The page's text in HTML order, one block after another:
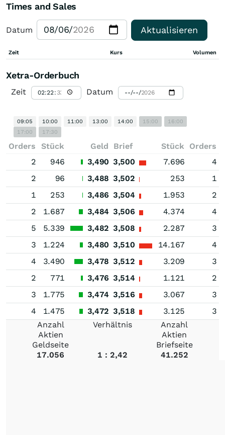
Times and Sales
Datum Aktualisieren
Zeit Kurs Volumen
Xetra-Orderbuch
Zeit Datum
09:05 10:00 11:00 13:00 14:00 15:00
16:00
17:00
17:30
Orders Stück Geld Brief Stück
Orders
2
946 3,490 3,500 7.696
4
2
96 3,488 3,502 253
1
1
253 3,486 3,504 1.953
2
2
1.687 3,484 3,506 4.374
4
5
5.339 3,482 3,508 2.287
3
3
1.224 3,480 3,510 14.167
4
4
3.490 3,478 3,512 3.209
3
2
771 3,476 3,514 1.121
2
3
1.775 3,474 3,516 3.067
3
4
1.475 3,472 3,518 3.125
3
Anzahl
Aktien
Geldseite
Verhältnis
Anzahl
Aktien
Briefseite
17.056
1 : 2,42 41.252